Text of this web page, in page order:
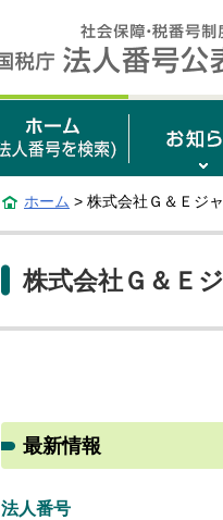
ホーム > 株式会社Ｇ＆Ｅジ
株式会社Ｇ＆Ｅ
最新情報
法人番号